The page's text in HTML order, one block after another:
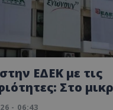
ΕΔΕΚ με τις
Στο
- 06:43